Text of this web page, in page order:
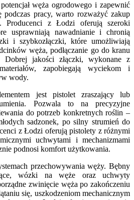
węża ogrodowego i zapewnić
podczas pracy, warto rozważyć zakup
Producenci z Łodzi oferują szeroki
usprawniają nawadnianie i chronią
i szybkozłączki, które umożliwiają
węża, podłączanie go do kranu
jakości złączki, wykonane z
zapobiegają wyciekom i
wody.
jest pistolet zraszający lub
Pozwala to na precyzyjne
do potrzeb konkretnych roślin –
sadzonek, po silny strumień do
z Łodzi oferują pistolety z różnymi
uchwytami i mechanizmami
podnosi komfort użytkowania.
przechowywania węży. Bębny
wózki na węże oraz uchwyty
zwinięcie węża po zakończeniu
się, uszkodzeniom mechanicznym